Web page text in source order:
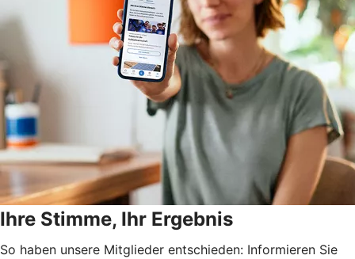
Ihre Stimme, Ihr Ergebnis
So haben unsere Mitglieder entschieden: Informieren Sie